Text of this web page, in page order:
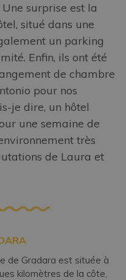
surprise est la
situé dans une
un parking
Enfin, ils ont été
de chambre
pour nos
je dire, un hôtel
une semaine de
très
de Laura et
de Gradara est située à
kilomètres de la côte,